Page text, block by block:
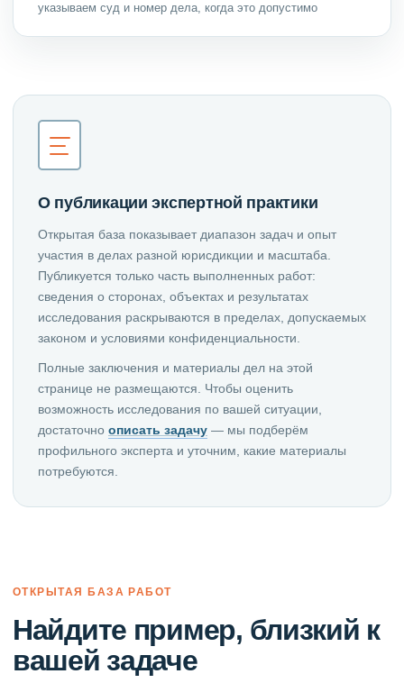
указываем суд и номер дела, когда это допустимо
О публикации экспертной практики
Открытая база показывает диапазон задач и опыт
участия в делах разной юрисдикции и масштаба.
Публикуется только часть выполненных работ:
сведения о сторонах, объектах и результатах
исследования раскрываются в пределах, допускаемых
законом и условиями конфиденциальности.
Полные заключения и материалы дел на этой
странице не размещаются. Чтобы оценить
возможность исследования по вашей ситуации,
достаточно описать задачу — мы подберём
профильного эксперта и уточним, какие материалы
потребуются.
ОТКРЫТАЯ БАЗА РАБОТ
Найдите пример, близкий к
вашей задаче